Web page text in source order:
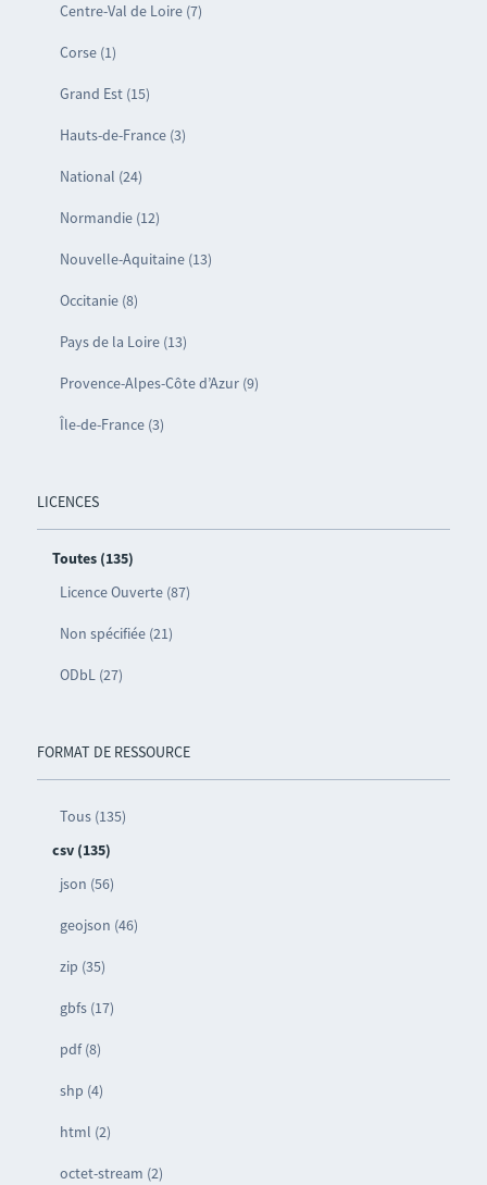
Centre-Val de Loire (7)
Corse (1)
Grand Est (15)
Hauts-de-France (3)
National (24)
Normandie (12)
Nouvelle-Aquitaine (13)
Occitanie (8)
Pays de la Loire (13)
Provence-Alpes-Côte d’Azur (9)
Île-de-France (3)
LICENCES
Toutes (135)
Licence Ouverte (87)
Non spécifiée (21)
ODbL (27)
FORMAT DE RESSOURCE
Tous (135)
csv (135)
json (56)
geojson (46)
zip (35)
gbfs (17)
pdf (8)
shp (4)
html (2)
octet-stream (2)